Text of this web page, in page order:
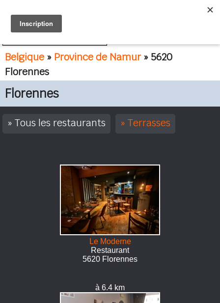
Belgique » Province de Namur» 5620
Florennes
Florennes
Tous les restaurants Terrasses
Le Moderne
Restaurant
5620 Florennes
à 6.4 km